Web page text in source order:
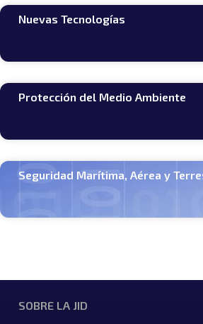
Nuevas Tecnologías
Protección del Medio Ambiente
Seguridad Marítima, Aérea y
SOBRE LA JID